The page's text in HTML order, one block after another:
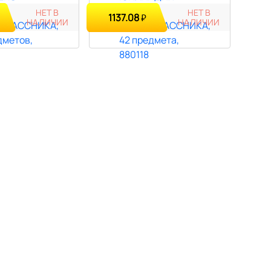
НЕТ В
НАЛИЧИИ
1137.08₽
НЕТ В
НАЛИЧИИ